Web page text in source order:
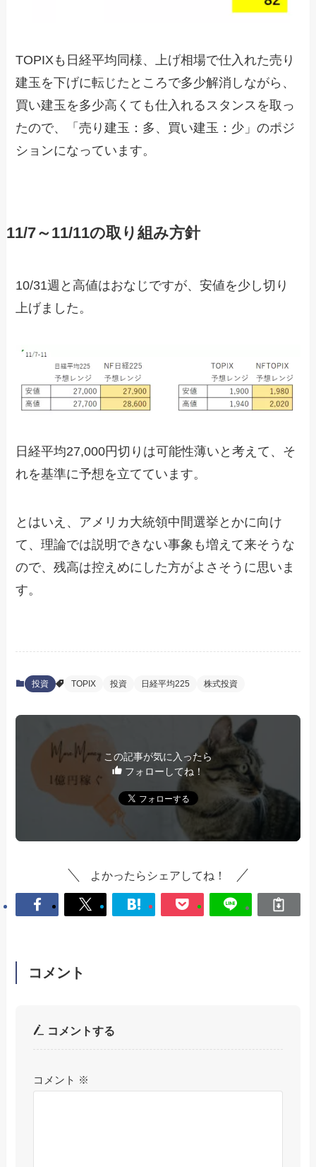
TOPIXも日経平均同様、上げ相場で仕入れた売り
建玉を下げに転じたところで多少解消しながら、
買い建玉を多少高くても仕入れるスタンスを取っ
たので、「売り建玉：多、買い建玉：少」のポジ
ションになっています。
11/7～11/11の取り組み方針
10/31週と高値はおなじですが、安値を少し切り
上げました。
日経平均27,000円切りは可能性薄いと考えて、そ
れを基準に予想を立てています。
とはいえ、アメリカ大統領中間選挙とかに向け
て、理論では説明できない事象も増えて来そうな
ので、残高は控えめにした方がよさそうに思いま
す。
投資 TOPIX 投資 日経平均225 株式投資
この記事が気に入ったら
フォローしてね！
よかったらシェアしてね！
コメント
コメントする
コメント ※